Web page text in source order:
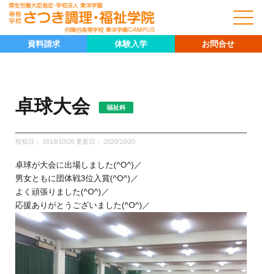
キャリア科
資料請求 体験入学 お問合せ
卓球大会 福祉科
投稿日： 2019/10/26 更新日： 2020/10/20
卓球が大会に出場しました(^O^)／
男女ともに団体戦3位入賞(^O^)／
よく頑張りました(^O^)／
応援ありがとうございました(^O^)／